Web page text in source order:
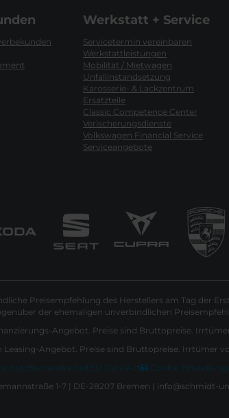
Werkstatt + Service
Servicetermin vereinbaren
Werkstattleistungen
Mobilität / Mietwagen
Unfallinstandsetzung
Karosserie- & Lackzentrum
Ersatzteile
Classic Competence Center
Verischerungsdienste
Volkswagen Financial Service
Serviceangebote
Preisempfehlung des Herstellers am Tag der
der ehemaligen unverbindlichen
Angebot. Preise sind Bruttopreise.
Leasing-Angebot. Preise sind Bruttopreise. Irrtümer
Barrierefreiheit EU Data Act
Cookie
1-7 | DE-28207 Bremen | info@schmidt-